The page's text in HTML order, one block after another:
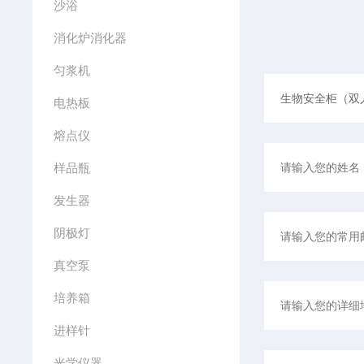
沙浴
消化炉消化器
匀浆机
电热板
熔点仪
样品瓶
发生器
阴极灯
真空泵
培养箱
进样针